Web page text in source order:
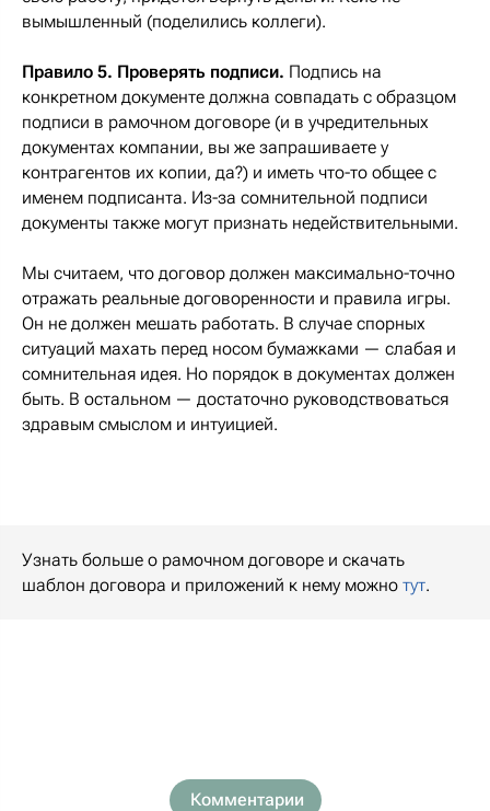
вымышленный (поделились коллеги).
Правило 5. Проверять подписи. Подпись на
конкретном документе должна совпадать с образцом
подписи в рамочном договоре (и в учредительных
документах компании, вы же запрашиваете у
контрагентов их копии, да?) и иметь что-то общее с
именем подписанта. Из-за сомнительной подписи
документы также могут признать недействительными.
Мы считаем, что договор должен максимально-точно
отражать реальные договоренности и правила игры.
Он не должен мешать работать. В случае спорных
ситуаций махать перед носом бумажками — слабая и
сомнительная идея. Но порядок в документах должен
быть. В остальном — достаточно руководствоваться
здравым смыслом и интуицией.
Узнать больше о рамочном договоре и скачать
шаблон договора и приложений к нему можно тут.
Комментарии